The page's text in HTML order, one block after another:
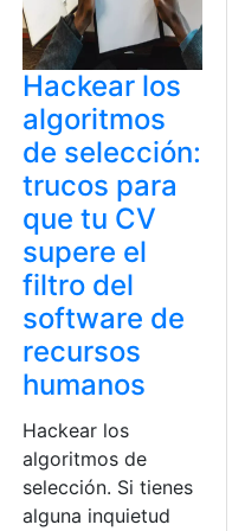
Hackear los
algoritmos
de selección:
trucos para
que tu CV
supere el
filtro del
software de
recursos
humanos
Hackear los
algoritmos de
selección. Si tienes
alguna inquietud